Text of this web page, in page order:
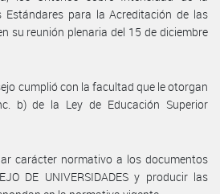
Estándares para la Acreditación de las
su reunión plenaria del 15 de diciembre
cumplió con la facultad que le otorgan
b) de la Ley de Educación Superior
carácter normativo a los documentos
DE UNIVERSIDADES y producir las